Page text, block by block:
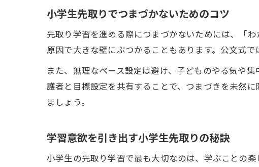
小学生先取りでつまづかないためのコツ
先取り学習を進める際につまづかないためには、「
原因で大きな壁にぶつかることもあります。公文式
また、無理なペース設定は避け、子どものやる気や
護者と目標設定を共有することで、つまづきを未然
ましょう。
学習意欲を引き出す小学生先取りの秘訣
小学生の先取り学習で最も大切なのは、学ぶことの